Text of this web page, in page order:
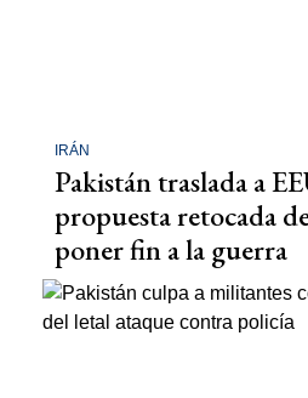
IRÁN
Pakistán traslada a
propuesta retocada
poner fin a la guerra